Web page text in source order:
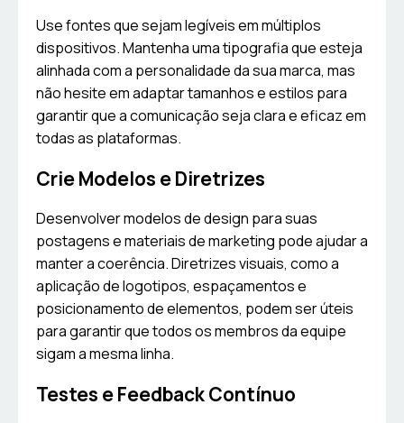
Use fontes que sejam legíveis em múltiplos
dispositivos. Mantenha uma tipografia que esteja
alinhada com a personalidade da sua marca, mas
não hesite em adaptar tamanhos e estilos para
garantir que a comunicação seja clara e eficaz em
todas as plataformas.
Crie Modelos e Diretrizes
Desenvolver modelos de design para suas
postagens e materiais de marketing pode ajudar a
manter a coerência. Diretrizes visuais, como a
aplicação de logotipos, espaçamentos e
posicionamento de elementos, podem ser úteis
para garantir que todos os membros da equipe
sigam a mesma linha.
Testes e Feedback Contínuo